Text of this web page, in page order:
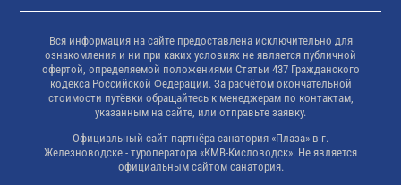
Вся информация на сайте предоставлена исключительно для
ознакомления и ни при каких условиях не является публичной
офертой, определяемой положениями Статьи 437 Гражданского
кодекса Российской Федерации. За расчётом окончательной
стоимости путёвки обращайтесь к менеджерам по контактам,
указанным на сайте, или отправьте заявку.
Официальный сайт партнёра санатория «Плаза» в г.
Железноводске - туроператора «КМВ-Кисловодск». Не является
официальным сайтом санатория.